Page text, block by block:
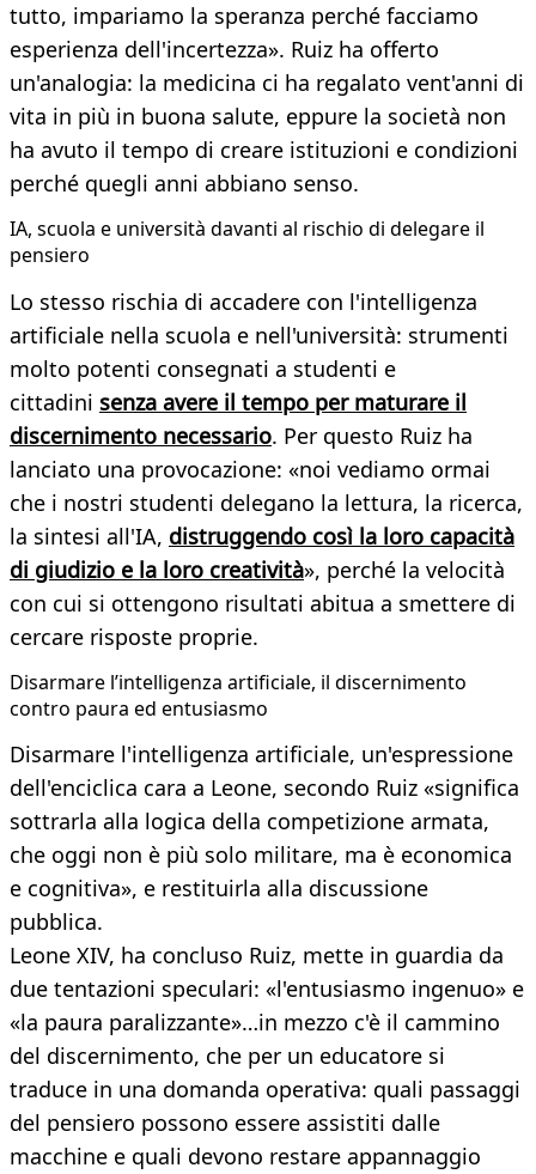
tutto, impariamo la speranza perché facciamo
esperienza dell'incertezza». Ruiz ha offerto
un'analogia: la medicina ci ha regalato vent'anni di
vita in più in buona salute, eppure la società non
ha avuto il tempo di creare istituzioni e condizioni
perché quegli anni abbiano senso.
IA, scuola e università davanti al rischio di delegare il
pensiero
Lo stesso rischia di accadere con l'intelligenza
artificiale nella scuola e nell'università: strumenti
molto potenti consegnati a studenti e
cittadini senza avere il tempo per maturare il
discernimento necessario. Per questo Ruiz ha
lanciato una provocazione: «noi vediamo ormai
che i nostri studenti delegano la lettura, la ricerca,
la sintesi all'IA, distruggendo così la loro capacità
di giudizio e la loro creatività», perché la velocità
con cui si ottengono risultati abitua a smettere di
cercare risposte proprie.
Disarmare l’intelligenza artificiale, il discernimento
contro paura ed entusiasmo
Disarmare l'intelligenza artificiale, un'espressione
dell'enciclica cara a Leone, secondo Ruiz «significa
sottrarla alla logica della competizione armata,
che oggi non è più solo militare, ma è economica
e cognitiva», e restituirla alla discussione
pubblica.
Leone XIV, ha concluso Ruiz, mette in guardia da
due tentazioni speculari: «l'entusiasmo ingenuo» e
«la paura paralizzante»…in mezzo c'è il cammino
del discernimento, che per un educatore si
traduce in una domanda operativa: quali passaggi
del pensiero possono essere assistiti dalle
macchine e quali devono restare appannaggio